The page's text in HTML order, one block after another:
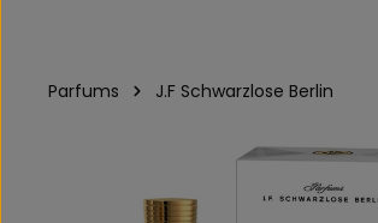
Parfums J.F Schwarzlose Berlin
Bildergalerie überspringen